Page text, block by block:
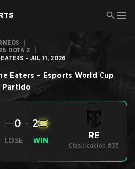
DOTA 2
EATERS - JUL 11, 2026
Eaters – Esports World Cup
Partido
LOSE
0 - 2
WIN RE
Clasificación #35